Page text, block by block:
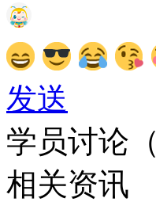
发送
学员讨论（
相关资讯